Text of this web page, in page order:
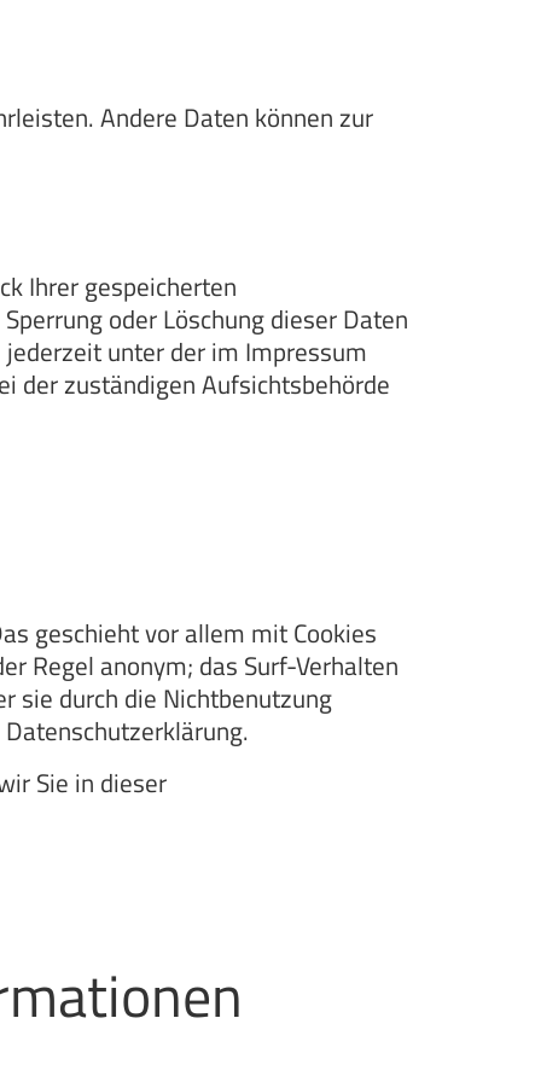
Andere Daten können zur
Ihrer gespeicherten
oder Löschung dieser Daten
unter der im Impressum
der zuständigen Aufsichtsbehörde
geschieht vor allem mit Cookies
Regel anonym; das Surf-Verhalten
sie durch die Nichtbenutzung
Sie in dieser